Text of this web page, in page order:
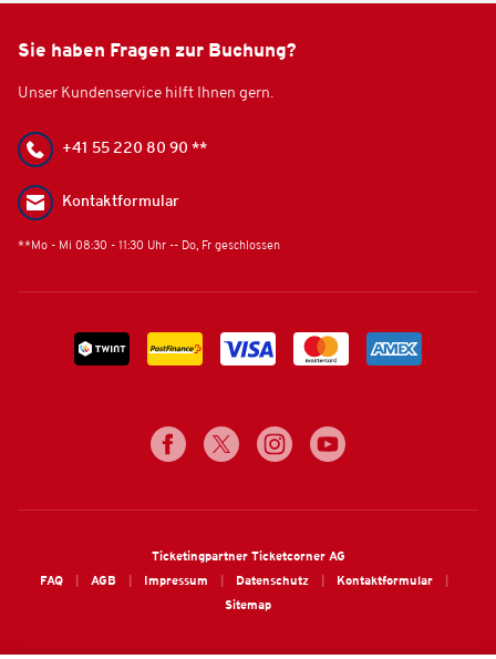
Sie haben Fragen zur Buchung?
Unser Kundenservice hilft Ihnen gern.
+41 55 220 80 90 **
Kontaktformular
**Mo - Mi 08:30 - 11:30 Uhr -- Do, Fr geschlossen
Ticketingpartner Ticketcorner AG
FAQ
AGB Impressum Datenschutz
Kontaktformular
Sitemap